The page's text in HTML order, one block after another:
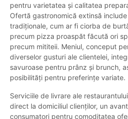
pentru varietatea și calitatea
Ofertă gastronomică extinsă
tradiționale, cum ar fi ciorba de
precum pizza proaspăt făcută ori
precum mititeii. Meniul, conceput
diverselor gusturi ale clientelei,
savuroase pentru prânz și brunch,
posibilități pentru preferințe variate.
Serviciile de livrare ale
direct la domiciliul clienților, un
consumatori pentru comoditatea